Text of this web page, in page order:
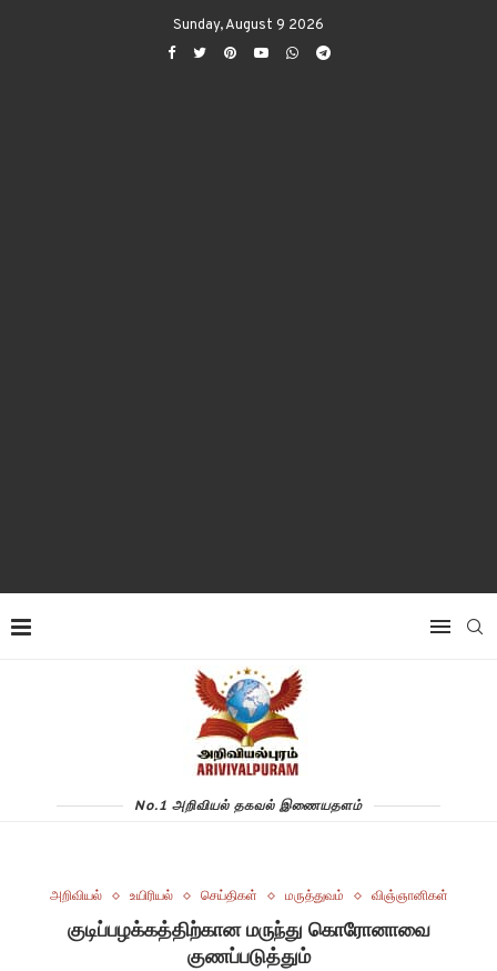
Sunday, August 9 2026
No.1 அறிவியல் தகவல் இணையதளம்
அறிவியல் உயிரியல் செய்திகள் மருத்துவம் விஞ்ஞானிகள்
குடிப்பழக்கத்திற்கான மருந்து கொரோனாவை
குணப்படுத்தும்